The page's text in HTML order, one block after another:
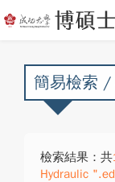
簡易檢索 /
檢索結果：共
Hydraulic